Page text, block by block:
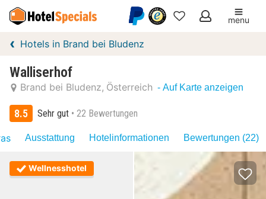
Meine
menu
Hotels in Brand bei Bludenz
Walliserhof
Brand bei Bludenz Österreich - Auf Karte anzeigen
8.5 Sehr gut 22 Bewertungen
Ausstattung Hotelinformationen Bewertungen (22)
Wellnesshotel